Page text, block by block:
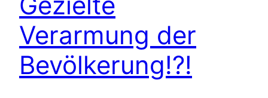
Verarmung der
Bevölkerung!?!